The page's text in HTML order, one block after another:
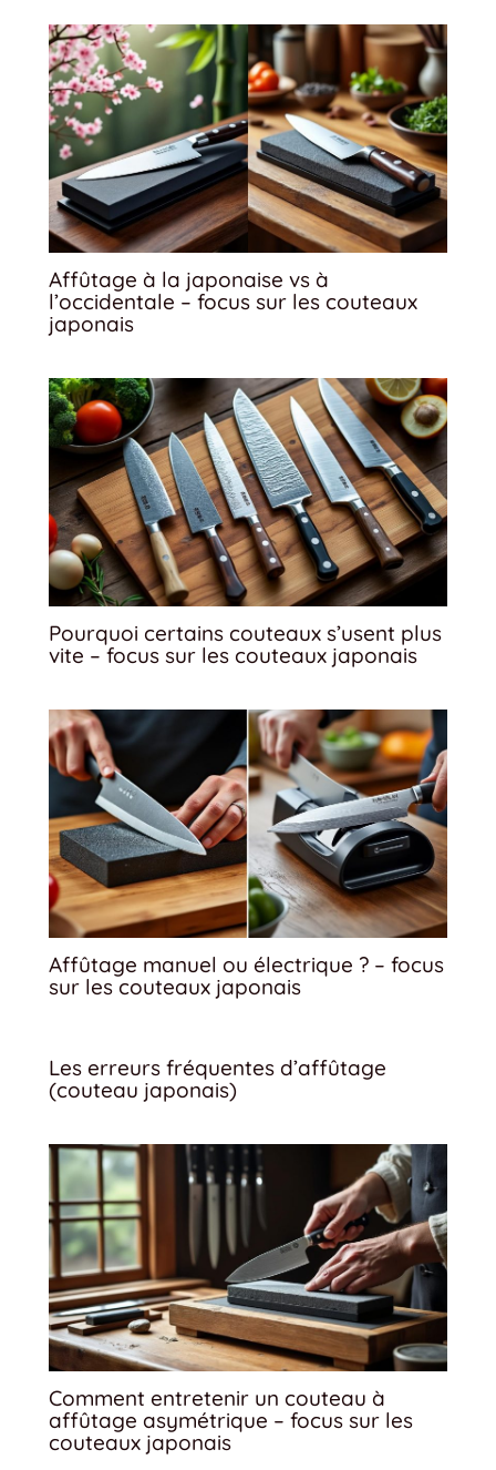
Affûtage à la japonaise vs à
l’occidentale – focus sur les couteaux
japonais
Pourquoi certains couteaux s’usent plus
vite – focus sur les couteaux japonais
Affûtage manuel ou électrique ? – focus
sur les couteaux japonais
Les erreurs fréquentes d’affûtage
(couteau japonais)
Comment entretenir un couteau à
affûtage asymétrique – focus sur les
couteaux japonais